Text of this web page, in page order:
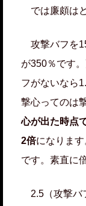
では廉頗は
攻撃バフを
が350％です
フがないなら
撃心ってのは
心が出た時点
2倍になりま
です。素直に
2.5（攻撃バ